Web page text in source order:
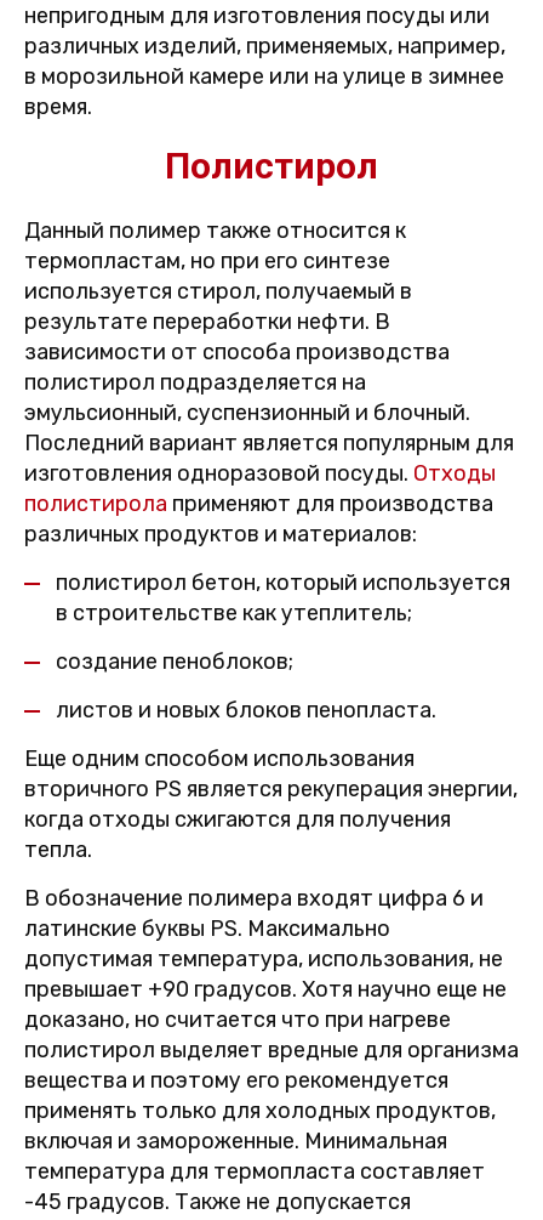
непригодным для изготовления посуды или
различных изделий, применяемых, например,
в морозильной камере или на улице в зимнее
время.
Полистирол
Данный полимер также относится к
термопластам, но при его синтезе
используется стирол, получаемый в
результате переработки нефти. В
зависимости от способа производства
полистирол подразделяется на
эмульсионный, суспензионный и блочный.
Последний вариант является популярным для
изготовления одноразовой посуды. Отходы
полистирола применяют для производства
различных продуктов и материалов:
полистирол бетон, который используется
в строительстве как утеплитель;
создание пеноблоков;
листов и новых блоков пенопласта.
Еще одним способом использования
вторичного PS является рекуперация энергии,
когда отходы сжигаются для получения
тепла.
В обозначение полимера входят цифра 6 и
латинские буквы PS. Максимально
допустимая температура, использования, не
превышает +90 градусов. Хотя научно еще не
доказано, но считается что при нагреве
полистирол выделяет вредные для организма
вещества и поэтому его рекомендуется
применять только для холодных продуктов,
включая и замороженные. Минимальная
температура для термопласта составляет
-45 градусов. Также не допускается